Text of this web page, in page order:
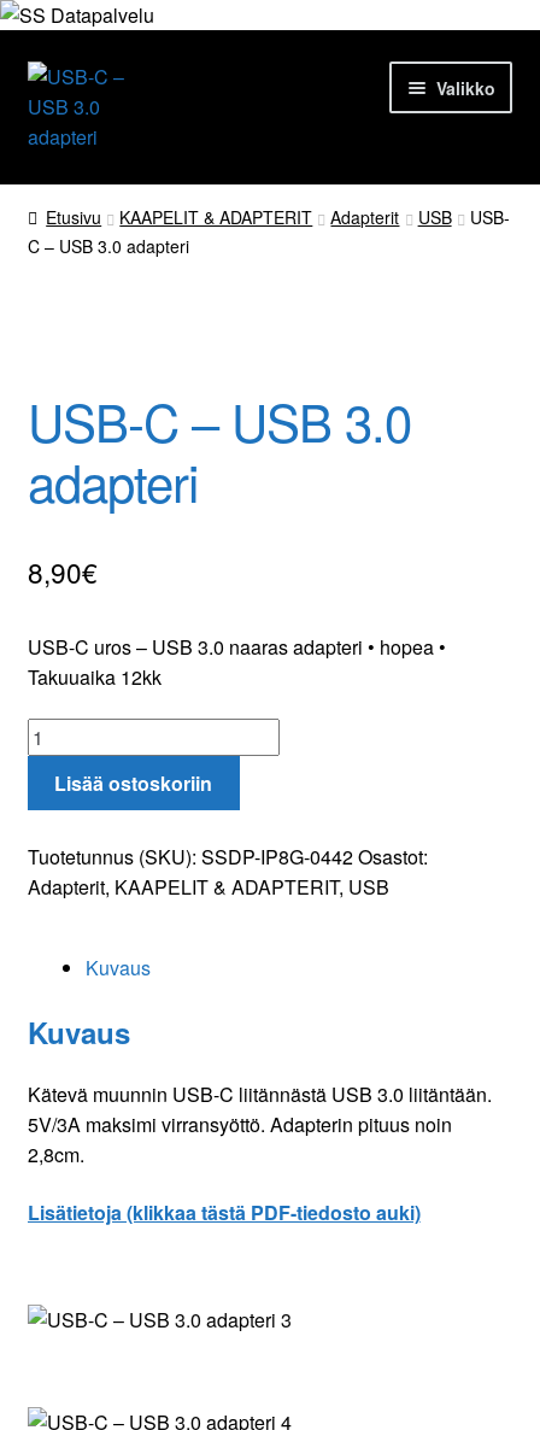
Siirry
navigointiin
Siirry
sisältöön
Valikko
Etusivu
Tuotteet
Yrityksestä
Yhteydenotto
Oma tili
Etusivu KAAPELIT & ADAPTERIT Adapterit USB
USB-
C – USB 3.0 adapteri
USB-C – USB 3.0
adapteri
8,90€
USB-C uros – USB 3.0 naaras adapteri • hopea •
Takuuaika 12kk
USB-
C
3.0
adapteri
Lisää ostoskoriin
Tuotetunnus (SKU): SSDP-IP8G-0442Osastot:
Adapterit, KAAPELIT & ADAPTERIT, USB
Kuvaus
Kuvaus
Kätevä muunnin USB-C liitännästä USB 3.0 liitäntään.
5V/3A maksimi virransyöttö. Adapterin pituus noin
2,8cm.
Lisätietoja (klikkaa tästä PDF-tiedosto auki)